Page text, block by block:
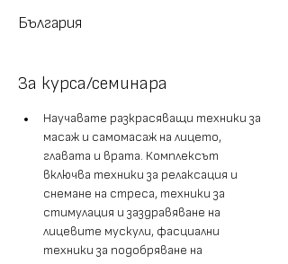
България
За курса/семинара
Научавате разкрасяващи техники за
масаж и самомасаж на лицето,
главата и врата. Комплексът
включва техники за релаксация и
снемане на стреса, техники за
стимулация и заздравяване на
лицевите мускули, фасциални
техники за подобряване на